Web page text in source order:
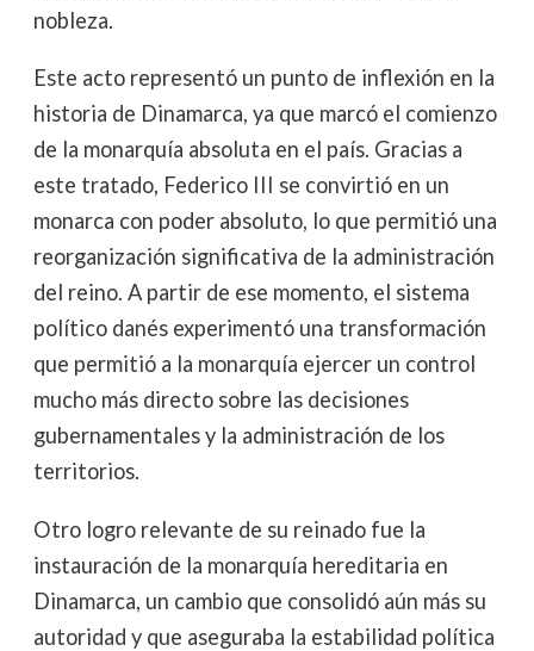
nobleza.
Este acto representó un punto de inflexión en la
historia de Dinamarca, ya que marcó el comienzo
de la monarquía absoluta en el país. Gracias a
este tratado, Federico III se convirtió en un
monarca con poder absoluto, lo que permitió una
reorganización significativa de la administración
del reino. A partir de ese momento, el sistema
político danés experimentó una transformación
que permitió a la monarquía ejercer un control
mucho más directo sobre las decisiones
gubernamentales y la administración de los
territorios.
Otro logro relevante de su reinado fue la
instauración de la monarquía hereditaria en
Dinamarca, un cambio que consolidó aún más su
autoridad y que aseguraba la estabilidad política